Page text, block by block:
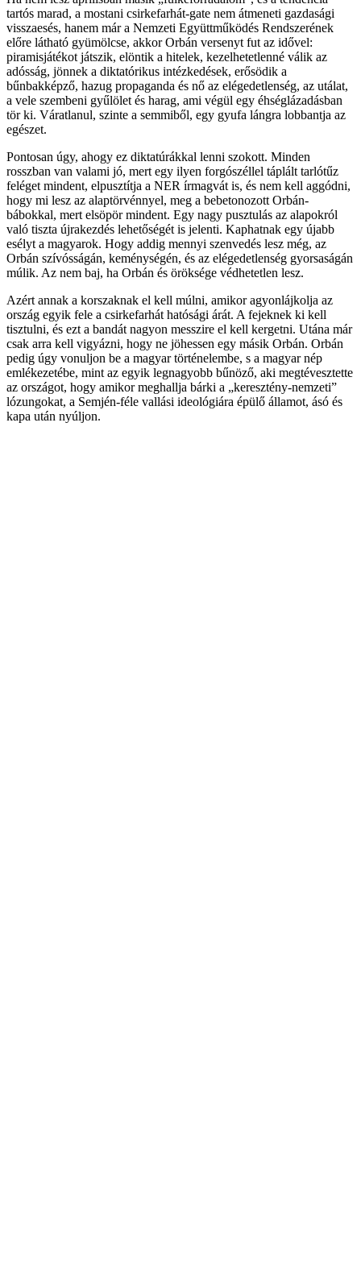
tartós marad, a mostani csirkefarhát-gate nem átmeneti gazdasági
visszaesés, hanem már a Nemzeti Együttműködés Rendszerének
előre látható gyümölcse, akkor Orbán versenyt fut az idővel:
piramisjátékot játszik, elöntik a hitelek, kezelhetetlenné válik az
adósság, jönnek a diktatórikus intézkedések, erősödik a
bűnbakképző, hazug propaganda és nő az elégedetlenség, az utálat,
a vele szembeni gyűlölet és harag, ami végül egy éhséglázadásban
tör ki. Váratlanul, szinte a semmiből, egy gyufa lángra lobbantja az
egészet.
Pontosan úgy, ahogy ez diktatúrákkal lenni szokott. Minden
rosszban van valami jó, mert egy ilyen forgószéllel táplált tarlótűz
feléget mindent, elpusztítja a NER írmagvát is, és nem kell aggódni,
hogy mi lesz az alaptörvénnyel, meg a bebetonozott Orbán-
bábokkal, mert elsöpör mindent. Egy nagy pusztulás az alapokról
való tiszta újrakezdés lehetőségét is jelenti. Kaphatnak egy újabb
esélyt a magyarok. Hogy addig mennyi szenvedés lesz még, az
Orbán szívósságán, keménységén, és az elégedetlenség gyorsaságán
múlik. Az nem baj, ha Orbán és öröksége védhetetlen lesz.
Azért annak a korszaknak el kell múlni, amikor agyonlájkolja az
ország egyik fele a csirkefarhát hatósági árát. A fejeknek ki kell
tisztulni, és ezt a bandát nagyon messzire el kell kergetni. Utána már
csak arra kell vigyázni, hogy ne jöhessen egy másik Orbán. Orbán
pedig úgy vonuljon be a magyar történelembe, s a magyar nép
emlékezetébe, mint az egyik legnagyobb bűnöző, aki megtévesztette
az országot, hogy amikor meghallja bárki a „keresztény-nemzeti”
lózungokat, a Semjén-féle vallási ideológiára épülő államot, ásó és
kapa után nyúljon.